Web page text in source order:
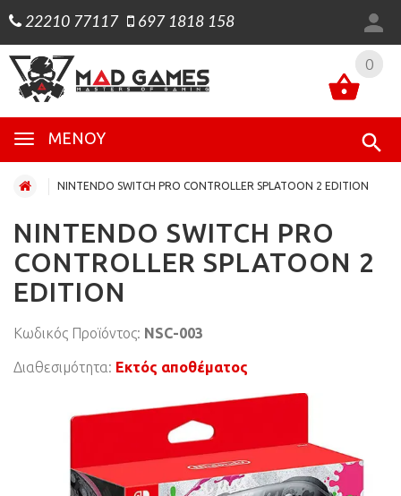
22210 77117 697 1818 158
0
ΜΕΝΟΎ
0
NINTENDO SWITCH PRO CONTROLLER SPLATOON 2 EDITION
NINTENDO SWITCH PRO
CONTROLLER SPLATOON 2
EDITION
Κωδικός Προϊόντος: NSC-003
Διαθεσιμότητα: Εκτός αποθέματος